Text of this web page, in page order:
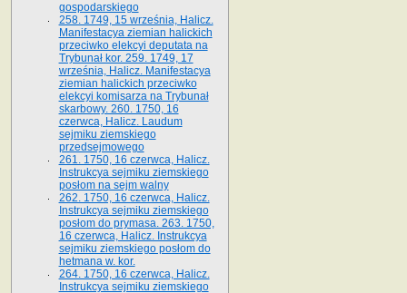
gospodarskiego
258. 1749, 15 września, Halicz.
Manifestacya ziemian halickich
przeciwko elekcyi deputata na
Trybunał kor. 259. 1749, 17
września, Halicz. Manifestacya
ziemian halickich przeciwko
elekcyi komisarza na Trybunał
skarbowy. 260. 1750, 16
czerwca, Halicz. Laudum
sejmiku ziemskiego
przedsejmowego
261. 1750, 16 czerwca, Halicz.
Instrukcya sejmiku ziemskiego
posłom na sejm walny
262. 1750, 16 czerwca, Halicz.
Instrukcya sejmiku ziemskiego
posłom do prymasa. 263. 1750,
16 czerwca, Halicz. Instrukcya
sejmiku ziemskiego posłom do
hetmana w. kor.
264. 1750, 16 czerwca, Halicz.
Instrukcya sejmiku ziemskiego